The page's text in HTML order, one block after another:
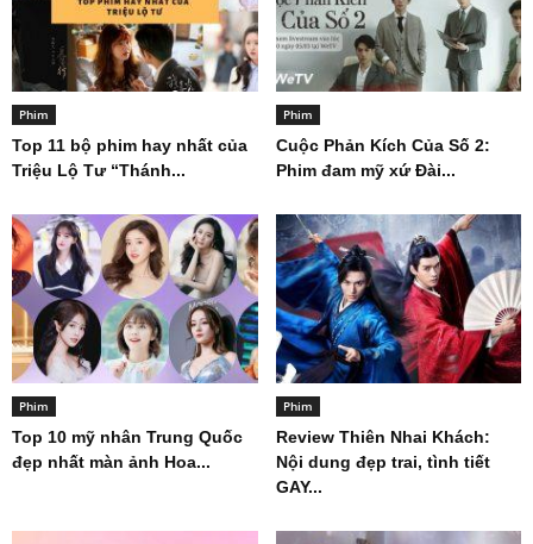
Phim
Top 11 bộ phim hay nhất của
Triệu Lộ Tư “Thánh...
Phim
Cuộc Phản Kích Của Số 2:
Phim đam mỹ xứ Đài...
Phim
Top 10 mỹ nhân Trung Quốc
đẹp nhất màn ảnh Hoa...
Phim
Review Thiên Nhai Khách:
Nội dung đẹp trai, tình tiết
GAY...